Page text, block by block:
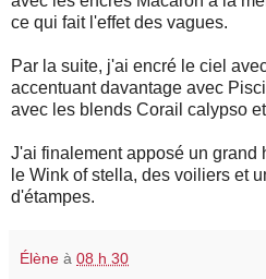
ce qui fait l'effet des vagues.
Par la suite, j'ai encré le ciel
accentuant davantage avec
avec les blends Corail calypso
J'ai finalement apposé un grand
le Wink of stella, des voiliers et
d'étampes.
Élène à 08 h 30